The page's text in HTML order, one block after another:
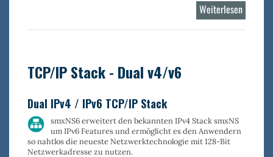
Weiterlesen
TCP/IP Stack - Dual v4/v6
Dual IPv4 / IPv6 TCP/IP Stack
smxNS6 erweitert den bekannten IPv4 Stack smxNS
um IPv6 Features und ermöglicht es den Anwendern
so nahtlos die neueste Netzwerktechnologie mit 128-Bit
Netzwerkadresse zu nutzen.